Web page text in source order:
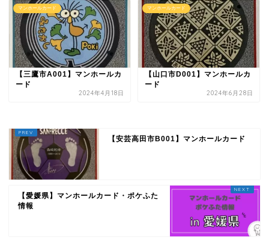
マンホールカード
【三鷹市A001】マンホールカ
ード
2024年4月18日
マンホールカード
【山口市D001】マンホールカ
ード
2024年6月28日
【安芸高田市B001】マンホールカード
【愛媛県】マンホールカード・ポケふた
情報